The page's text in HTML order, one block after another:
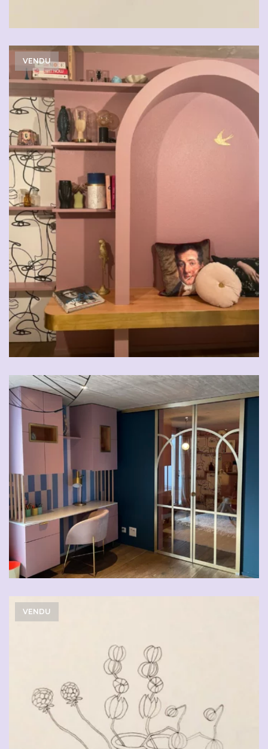
VENDU
CHF 29.00
VENDU